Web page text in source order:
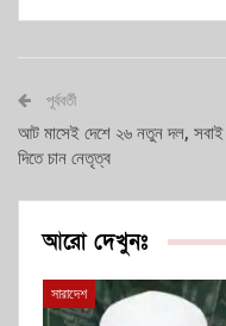
পূর্ববর্তী
আট মাসেই দেশে ২৬ নতুন দল, সবাই
দিতে চান নেতৃত্ব
আরো দেখুনঃ
সারাদেশ